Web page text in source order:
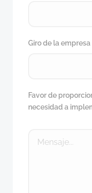
Giro de la empresa
Favor de
necesidad a